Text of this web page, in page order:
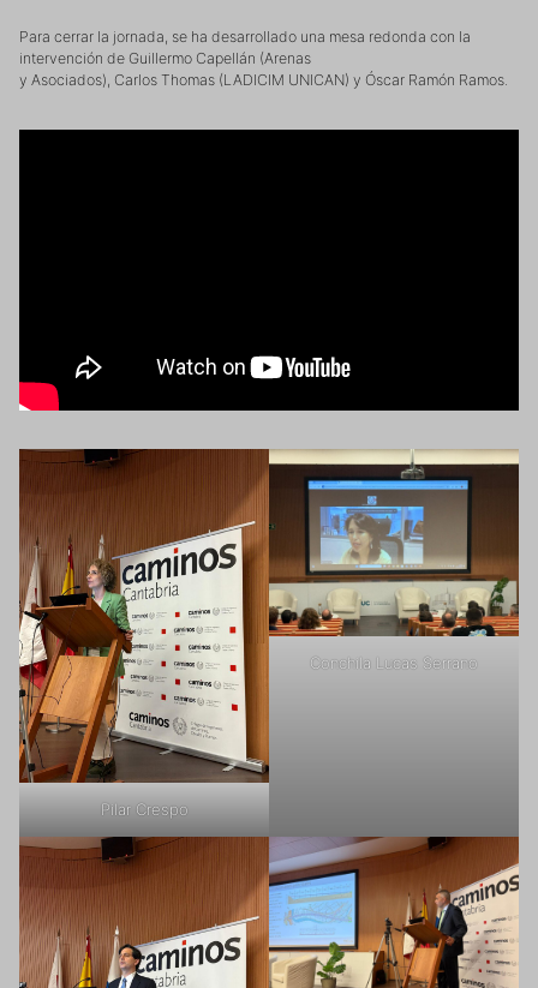
Para cerrar la jornada, se ha desarrollado una mesa redonda con la
intervención de Guillermo Capellán (Arenas
y Asociados), Carlos Thomas (LADICIM UNICAN) y Óscar Ramón Ramos.
Pilar Crespo
Conchila Lucas Serrano